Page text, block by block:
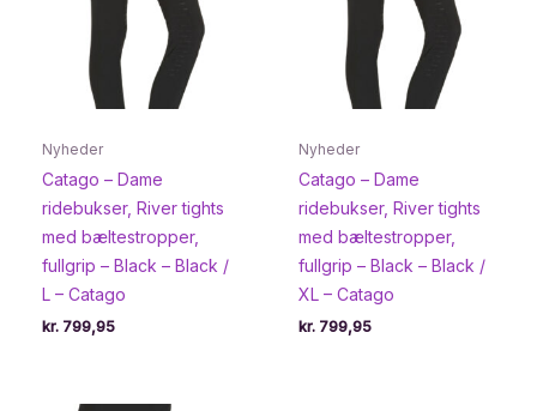
Nyheder
Catago – Dame
ridebukser, River tights
med bæltestropper,
fullgrip – Black – Black /
L – Catago
kr. 799,95
Nyheder
Catago – Dame
ridebukser, River tights
med bæltestropper,
fullgrip – Black – Black /
XL – Catago
kr. 799,95